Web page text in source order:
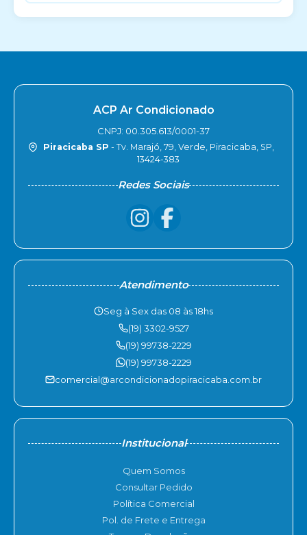
ACP Ar Condicionado
CNPJ: 00.305.613/0001-37
Piracicaba SP - Tv. Marajó, 79, Verde, Piracicaba, SP,
13424-383
Redes Sociais
Atendimento
Seg à Sex das 08 às 18hs
(19) 3302-9527
(19) 99738-2229
(19) 99738-2229
comercial@arcondicionadopiracicaba.com.br
Institucional
Quem Somos
Consultar Pedido
Política Comercial
Pol. de Frete e Entrega